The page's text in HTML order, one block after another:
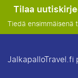
Tilaa
Tiedä ensimmäisenä
JalkapalloTravel.fi